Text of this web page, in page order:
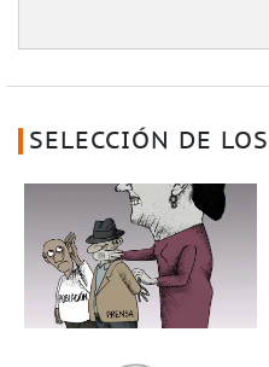
SELECCIÓN DE